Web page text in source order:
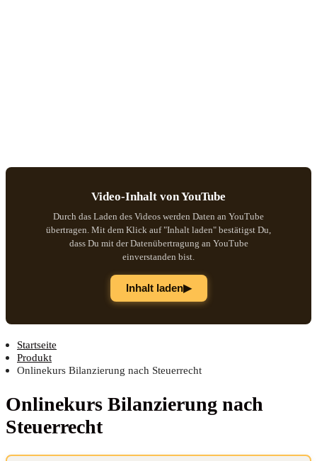
Video-Inhalt von YouTube
Durch das Laden des Videos werden Daten an YouTube
übertragen. Mit dem Klick auf "Inhalt laden" bestätigst Du,
dass Du mit der Datenübertragung an YouTube
einverstanden bist.
Inhalt laden▶
Startseite
Produkt
Onlinekurs Bilanzierung nach Steuerrecht
Online­kurs Bilan­zie­rung nach
Steuerrecht